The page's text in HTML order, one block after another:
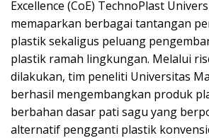
Excellence (CoE) TechnoPlast
memaparkan berbagai tantangan
plastik sekaligus peluang
plastik ramah lingkungan. Melalui
dilakukan, tim peneliti Universitas
berhasil mengembangkan produk
berbahan dasar pati sagu yang
alternatif pengganti plastik